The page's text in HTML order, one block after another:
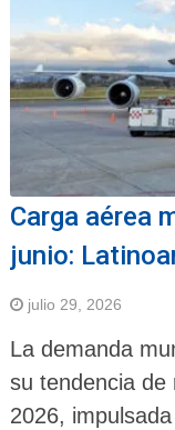
Carga aérea
junio:
julio 29, 2026
La demanda
su tendencia de
2026,